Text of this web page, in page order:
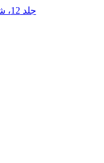
جلد 12، شماره 2 - ( 12-1397 )